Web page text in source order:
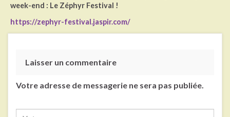
week-end : Le Zéphyr Festival !
https://zephyr-festival.jaspir.com/
Laisser un commentaire
Votre adresse de messagerie ne sera pas publiée.